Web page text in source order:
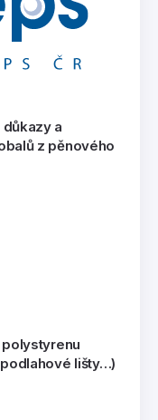
a
z pěnového
lišty…)